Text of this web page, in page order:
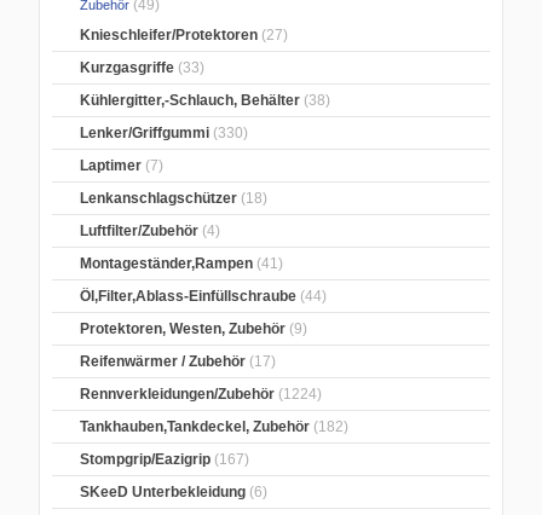
Zubehör (49)
Knieschleifer/Protektoren (27)
Kurzgasgriffe (33)
Kühlergitter,-Schlauch, Behälter (38)
Lenker/Griffgummi (330)
Laptimer (7)
Lenkanschlagschützer (18)
Luftfilter/Zubehör (4)
Montageständer,Rampen (41)
Öl,Filter,Ablass-Einfüllschraube (44)
Protektoren, Westen, Zubehör (9)
Reifenwärmer / Zubehör (17)
Rennverkleidungen/Zubehör (1224)
Tankhauben,Tankdeckel, Zubehör (182)
Stompgrip/Eazigrip (167)
SKeeD Unterbekleidung (6)